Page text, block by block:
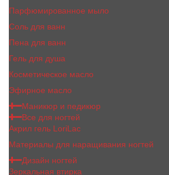
Парфюмированное мыло
Соль для ванн
Пена для ванн
Гель для душа
Косметическое масло
Эфирное масло
Маникюр и педикюр
Все для ногтей
Акрил гель LoriLac
Материалы для наращивания ногтей
Дизайн ногтей
Зеркальная втирка